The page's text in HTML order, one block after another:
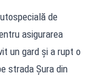
de
asigurarea
un gard și a rupt o
strada Șura din